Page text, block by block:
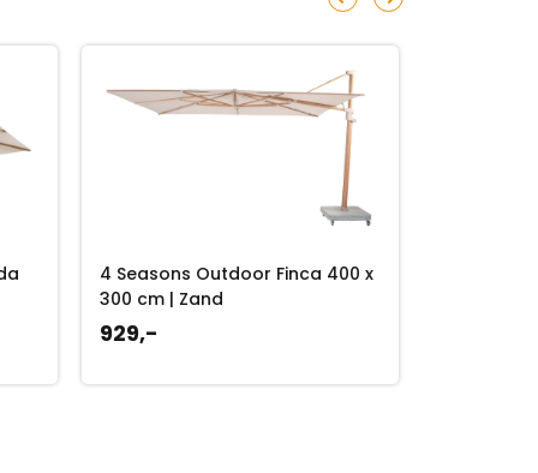
4 Seasons Outdoor Finca 400 x
300 cm | Zand
929,-